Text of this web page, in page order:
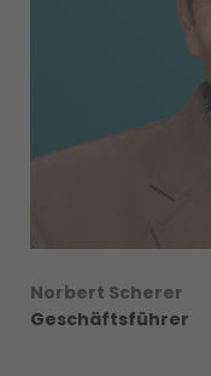
Norbert Scherer
Geschäftsführer